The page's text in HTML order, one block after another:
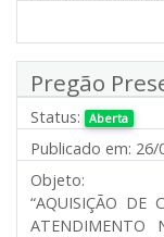
Pregão
Status: Aberta
Publicado em: 26/
Objeto:
“AQUISIÇÃO DE
ATENDIMENTO